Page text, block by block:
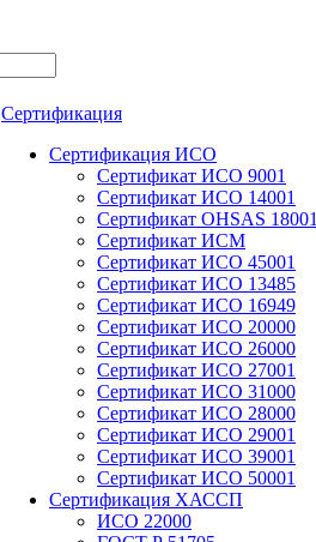
Сертификация
Сертификация ИСО
Сертификат ИСО 9001
Сертификат ИСО 14001
Сертификат OHSAS 18001
Сертификат ИСМ
Сертификат ИСО 45001
Сертификат ИСО 13485
Сертификат ИСО 16949
Сертификат ИСО 20000
Сертификат ИСО 26000
Сертификат ИСО 27001
Сертификат ИСО 31000
Сертификат ИСО 28000
Сертификат ИСО 29001
Сертификат ИСО 39001
Сертификат ИСО 50001
Сертификация ХАССП
ИСО 22000